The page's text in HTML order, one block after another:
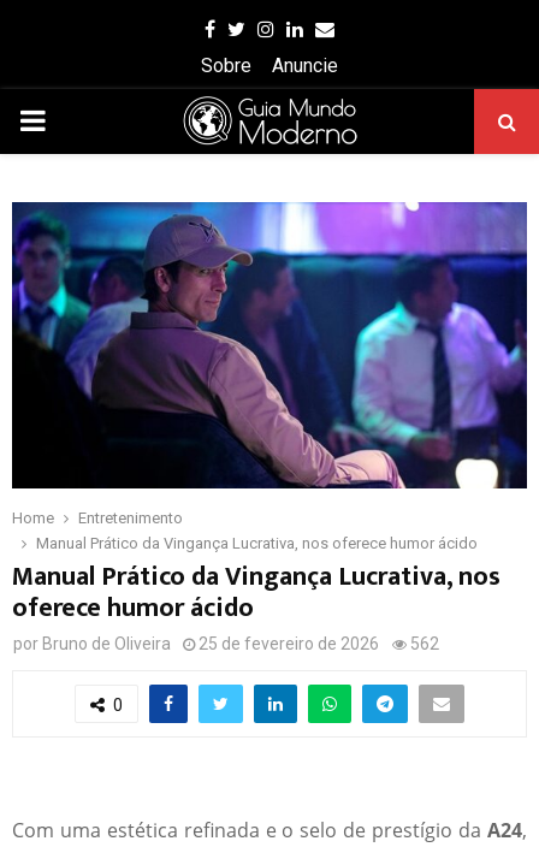
Facebook
Twitter
Instagram
Linkedin
Email
Sobre
Anuncie
PRIMARY
Home
Entretenimento
Manual Prático da Vingança Lucrativa, nos oferece humor ácido
Manual Prático da Vingança Lucrativa, nos
oferece humor ácido
por Bruno de Oliveira 25 de fevereiro de 2026 562
0
Com uma estética refinada e o selo de prestígio da A24,